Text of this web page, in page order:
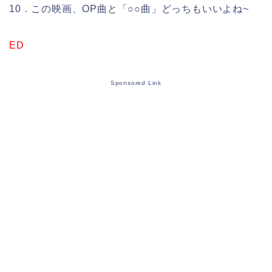
10．この映画、OP曲と「○○曲」どっちもいいよね~
ED
Sponsored Link